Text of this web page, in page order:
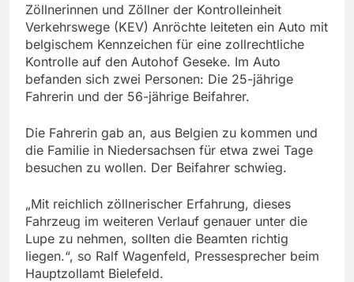
Zöllnerinnen und Zöllner der Kontrolleinheit
Verkehrswege (KEV) Anröchte leiteten ein Auto mit
belgischem Kennzeichen für eine zollrechtliche
Kontrolle auf den Autohof Geseke. Im Auto
befanden sich zwei Personen: Die 25-jährige
Fahrerin und der 56-jährige Beifahrer.
Die Fahrerin gab an, aus Belgien zu kommen und
die Familie in Niedersachsen für etwa zwei Tage
besuchen zu wollen. Der Beifahrer schwieg.
„Mit reichlich zöllnerischer Erfahrung, dieses
Fahrzeug im weiteren Verlauf genauer unter die
Lupe zu nehmen, sollten die Beamten richtig
liegen.“, so Ralf Wagenfeld, Pressesprecher beim
Hauptzollamt Bielefeld.